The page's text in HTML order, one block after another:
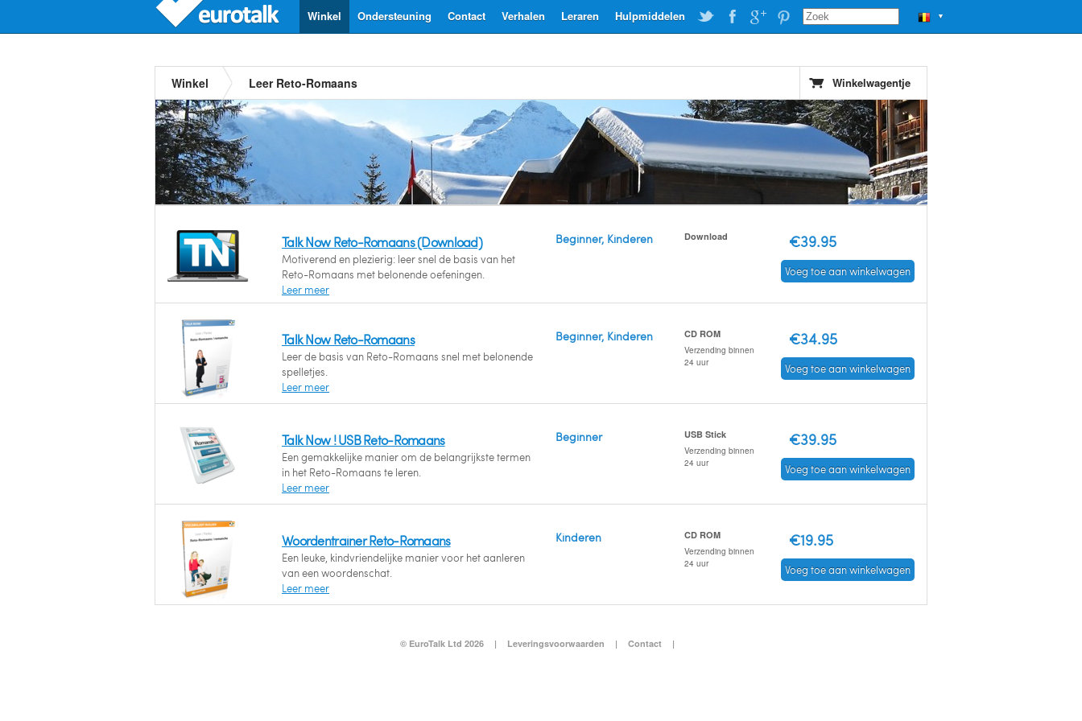
▼
Hulpmiddelen
Leraren
Verhalen
Contact
Ondersteuning
Winkel
Winkel Leer Reto-Romaans Winkelwagentje
Talk Now Reto-Romaans (Download)
Motiverend en plezierig: leer snel de basis van het
Reto-Romaans met belonende oefeningen.
Leer meer
Beginner, Kinderen Download €39.95
Voeg toe aan winkelwagen
Talk Now Reto-Romaans
Leer de basis van Reto-Romaans snel met belonende
spelletjes.
Leer meer
Beginner, Kinderen CD ROM
Verzending binnen
24 uur
€34.95
Voeg toe aan winkelwagen
Talk Now ! USB Reto-Romaans
Een gemakkelijke manier om de belangrijkste termen
in het Reto-Romaans te leren.
Leer meer
Beginner USB Stick
Verzending binnen
24 uur
€39.95
Voeg toe aan winkelwagen
Woordentrainer Reto-Romaans
Een leuke, kindvriendelijke manier voor het aanleren
van een woordenschat.
Leer meer
Kinderen CD ROM
Verzending binnen
24 uur
€19.95
Voeg toe aan winkelwagen
© EuroTalk Ltd 2026 | Leveringsvoorwaarden | Contact |